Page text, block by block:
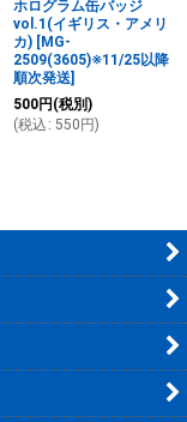
ホログラム缶バッジ
vol.1(イギリス・アメリ
カ) [MG-
2509(3605)※11/25以降
順次発送]
500円 (税別)
(税込 : 550 円)